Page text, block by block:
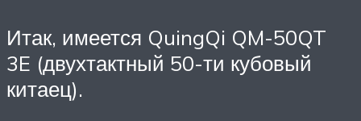
Итак, имеется QuingQi QM-50QT
3E (двухтактный 50-ти кубовый
китаец).